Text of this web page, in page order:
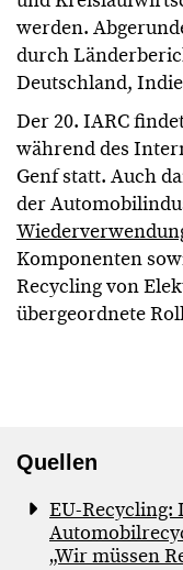
werden.
durch
Deutschland,
Der 20. IARC
während des
Genf statt. Auch
der
Komponenten
Recycling von
übergeordnete
Quellen
EU-
„Wir müssen